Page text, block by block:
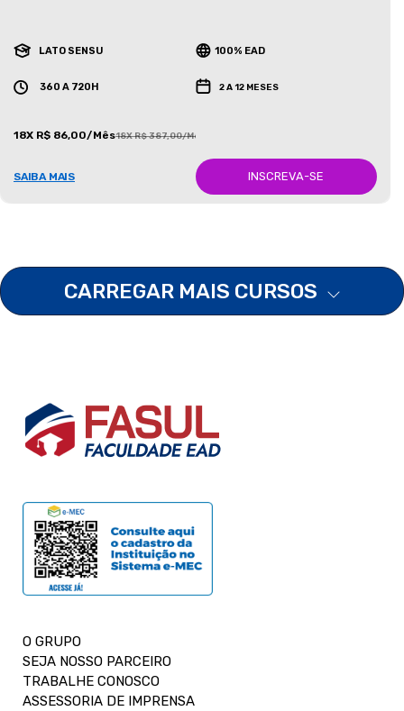
LATO SENSU 100% EAD
360 A 720H 2 A 12 MESES
18X R$ 86,00/Mês18X R$ 387,00/Mês
SAIBA MAIS INSCREVA-SE
CARREGAR MAIS CURSOS
O GRUPO
SEJA NOSSO PARCEIRO
TRABALHE CONOSCO
ASSESSORIA DE IMPRENSA